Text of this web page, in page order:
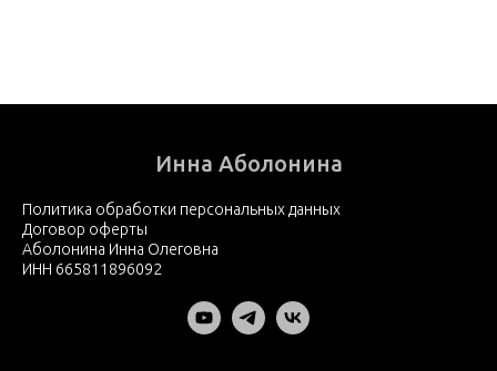
Инна Аболонина
Политика обработки персональных данных
Договор оферты
Аболонина Инна Олеговна
ИНН 665811896092